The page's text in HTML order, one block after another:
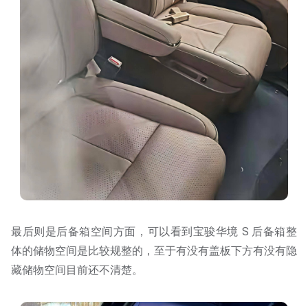
最后则是后备箱空间方面，可以看到宝骏华境 S 后备箱整
体的储物空间是比较规整的，至于有没有盖板下方有没有隐
藏储物空间目前还不清楚。